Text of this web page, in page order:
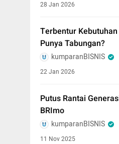
28 Jan 2026
Terbentur
Punya Tabungan?
kumparanBISNIS
22 Jan 2026
Putus Rantai
BRImo
kumparanBISNIS
11 Nov 2025